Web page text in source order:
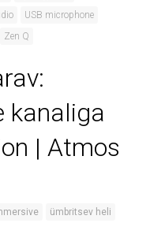
USB microphone
Zen Q
kanaliga
| Atmos
ümbritsev heli